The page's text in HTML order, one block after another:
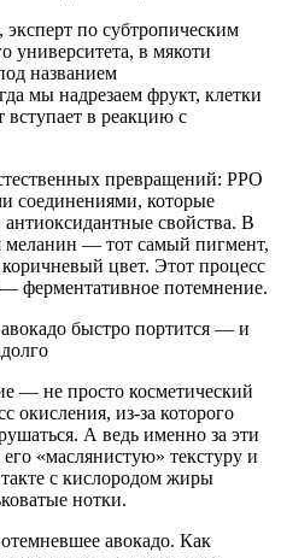
по субтропическим
университета, в мякоти
названием
мы надрезаем фрукт, клетки
вступает в реакцию с
превращений: PPO
соединениями, которые
свойства. В
меланин — тот самый пигмент,
цвет. Этот процесс
ферментативное потемнение.
— не просто косметический
окисления, из-за которого
А ведь именно за эти
«маслянистую» текстуру и
с кислородом жиры
нотки.
авокадо. Как